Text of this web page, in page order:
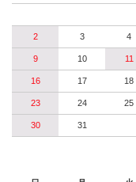
2 3 4
9 10 11
16 17 18
23 24 25
30 31